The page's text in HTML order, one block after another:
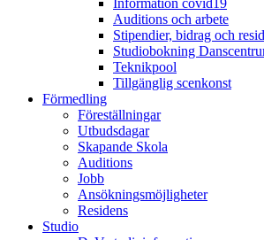
Auditions och arbete
Stipendier, bidrag och
Studiobokning
Teknikpool
Tillgänglig scenkonst
Förmedling
Föreställningar
Utbudsdagar
Skapande Skola
Auditions
Jobb
Ansökningsmöjligheter
Residens
Studio